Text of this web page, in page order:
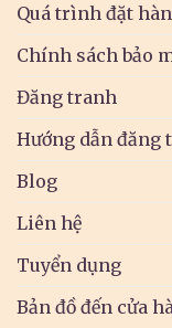
Quá trình đặt
Chính sách bảo
Đăng tranh
Hướng dẫn đăng
Blog
Liên hệ
Tuyển dụng
Bản đồ đến cửa